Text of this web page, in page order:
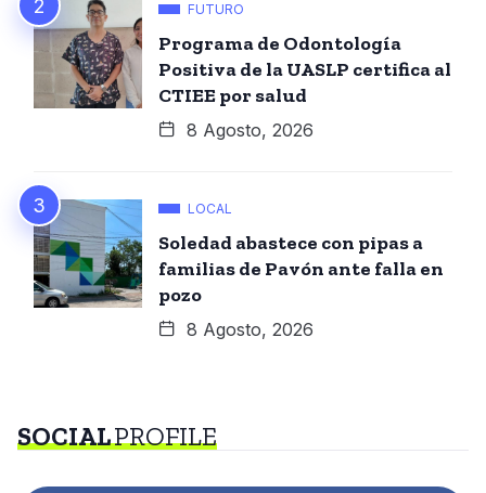
FUTURO
Programa de Odontología
Positiva de la UASLP certifica al
CTIEE por salud
8 Agosto, 2026
LOCAL
Soledad abastece con pipas a
familias de Pavón ante falla en
pozo
8 Agosto, 2026
SOCIALPROFILE